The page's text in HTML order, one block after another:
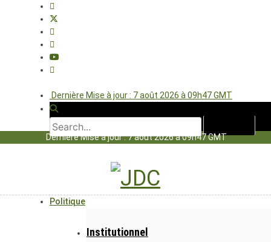
Dernière Mise à jour : 7 août 2026 à 09h47 GMT
Dernière Mise à jour : 7 août 2026 à 09h47 GMT
Politique
Institutionnel